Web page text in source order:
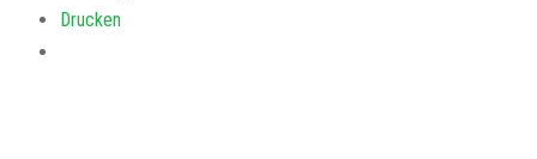
Drucken